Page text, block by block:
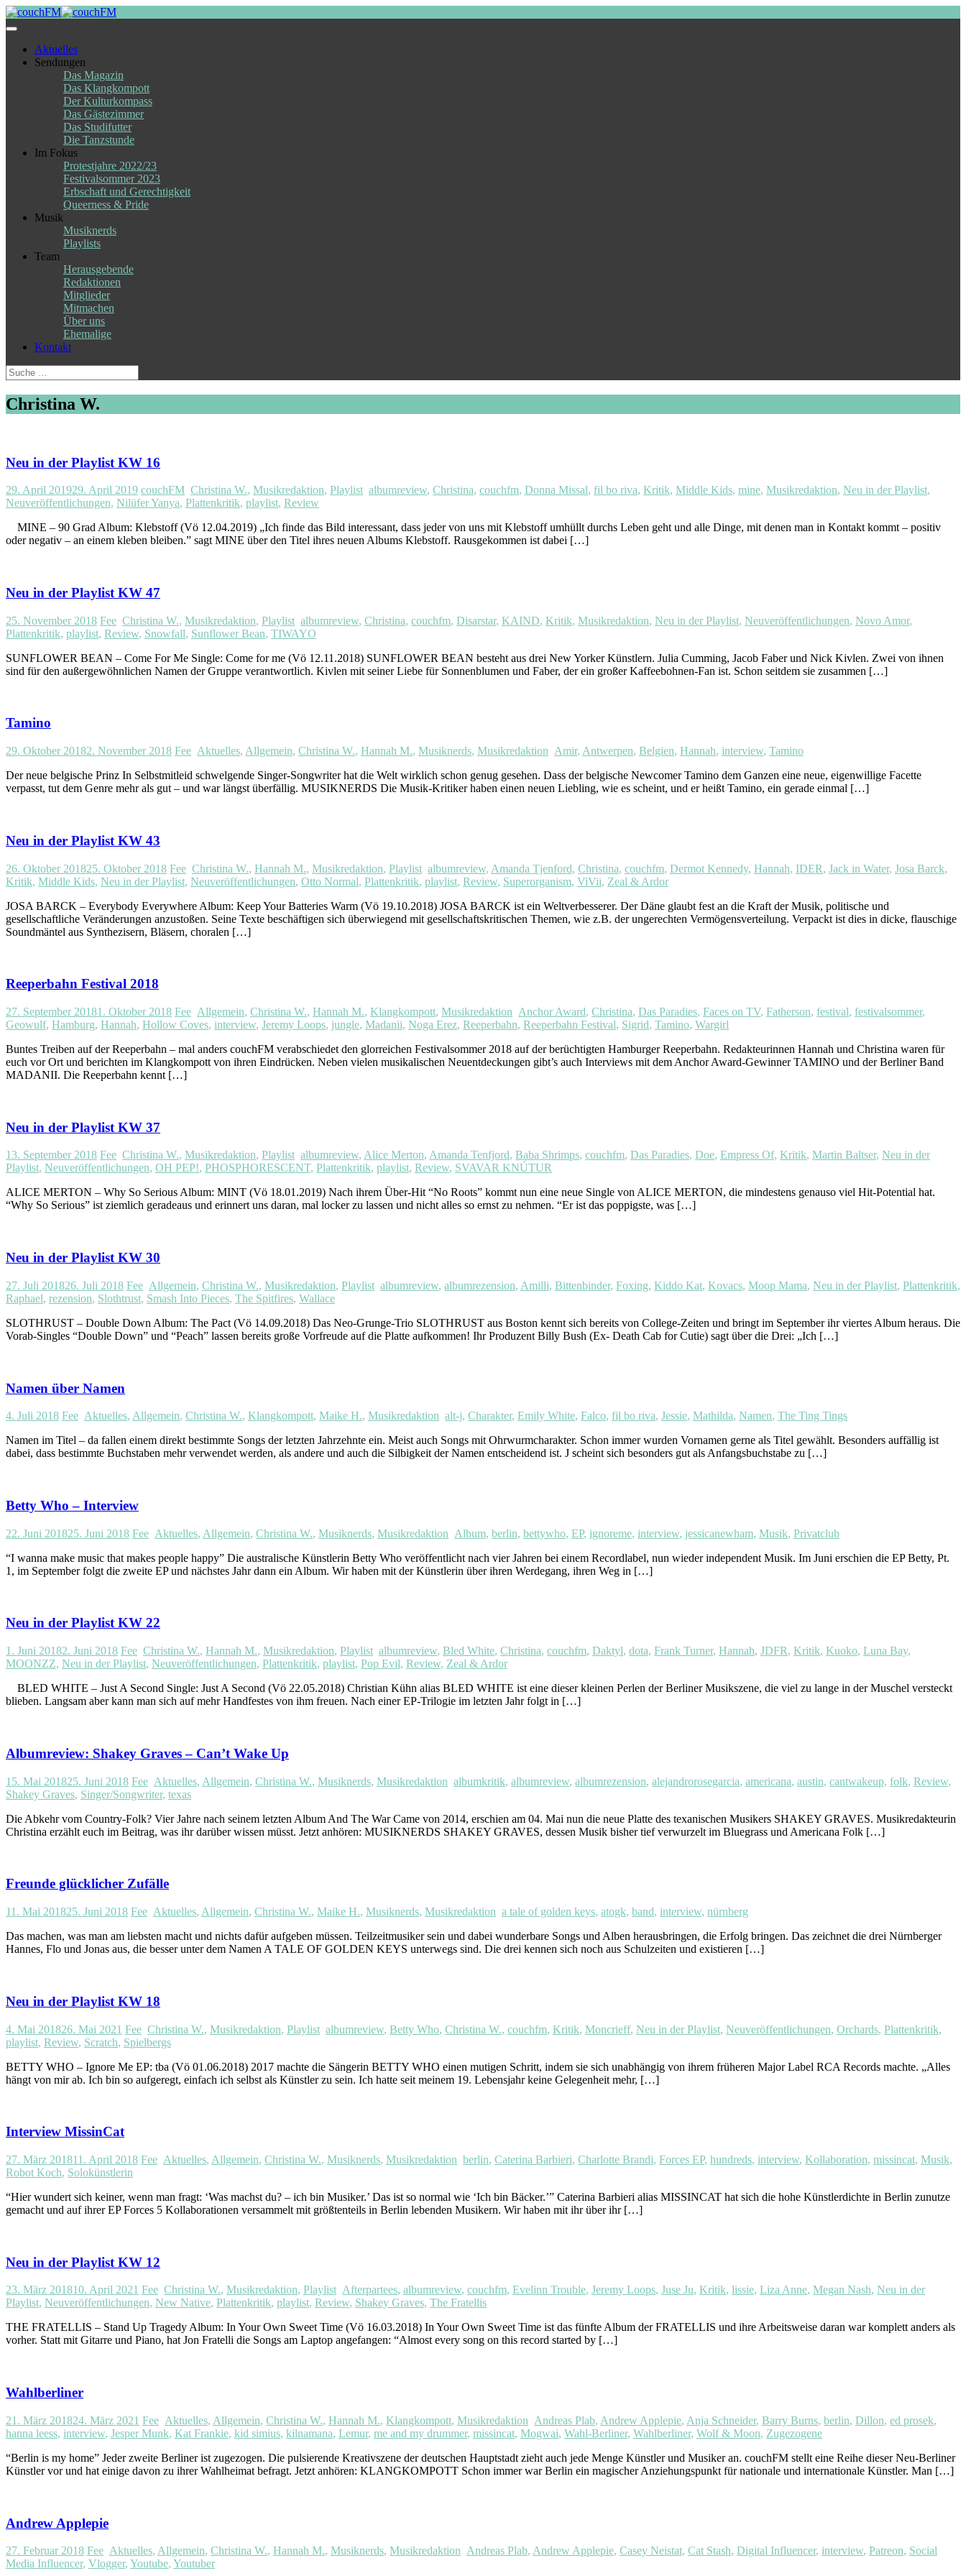
Skip
to
Aktuelles
Sendungen
Das Magazin
Das Klangkompott
Der Kulturkompass
Das Gästezimmer
Das Studifutter
Die Tanzstunde
Im Fokus
Protestjahre 2022/23
Festivalsommer 2023
Erbschaft und Gerechtigkeit
Queerness & Pride
Musik
Musiknerds
Playlists
Team
Herausgebende
Redaktionen
Mitglieder
Mitmachen
Über uns
Ehemalige
Kontakt
Suche
nach:
Christina W.
Neu in der Playlist KW 16
29. April 201929. April 2019 couchFM Christina W., Musikredaktion, Playlist albumreview, Christina, couchfm, Donna Missal, fil bo riva, Kritik, Middle Kids, mine, Musikredaktion, Neu in der Playlist,
Neuveröffentlichungen, Nilüfer Yanya, Plattenkritik, playlist, Review
MINE – 90 Grad Album: Klebstoff (Vö 12.04.2019) „Ich finde das Bild interessant, dass jeder von uns mit Klebstoff umhüllt durchs Leben geht und alle Dinge, mit denen man in Kontakt kommt – positiv
oder negativ – an einem kleben bleiben.” sagt MINE über den Titel ihres neuen Albums Klebstoff. Rausgekommen ist dabei […]
Neu in der Playlist KW 47
25. November 2018 Fee Christina W., Musikredaktion, Playlist albumreview, Christina, couchfm, Disarstar, KAIND, Kritik, Musikredaktion, Neu in der Playlist, Neuveröffentlichungen, Novo Amor,
Plattenkritik, playlist, Review, Snowfall, Sunflower Bean, TIWAYO
SUNFLOWER BEAN – Come For Me Single: Come for me (Vö 12.11.2018) SUNFLOWER BEAN besteht aus drei New Yorker Künstlern. Julia Cumming, Jacob Faber und Nick Kivlen. Zwei von ihnen
sind für den außergewöhnlichen Namen der Gruppe verantwortlich. Kivlen mit seiner Liebe für Sonnenblumen und Faber, der ein großer Kaffeebohnen-Fan ist. Schon seitdem sie zusammen […]
Tamino
29. Oktober 20182. November 2018 Fee Aktuelles, Allgemein, Christina W., Hannah M., Musiknerds, Musikredaktion Amir, Antwerpen, Belgien, Hannah, interview, Tamino
Der neue belgische Prinz In Selbstmitleid schwelgende Singer-Songwriter hat die Welt wirklich schon genug gesehen. Dass der belgische Newcomer Tamino dem Ganzen eine neue, eigenwillige Facette
verpasst, tut dem Genre mehr als gut – und war längst überfällig. MUSIKNERDS Die Musik-Kritiker haben einen neuen Liebling, wie es scheint, und er heißt Tamino, ein gerade einmal […]
Neu in der Playlist KW 43
26. Oktober 201825. Oktober 2018 Fee Christina W., Hannah M., Musikredaktion, Playlist albumreview, Amanda Tjenford, Christina, couchfm, Dermot Kennedy, Hannah, IDER, Jack in Water, Josa Barck,
Kritik, Middle Kids, Neu in der Playlist, Neuveröffentlichungen, Otto Normal, Plattenkritik, playlist, Review, Superorganism, ViVii, Zeal & Ardor
JOSA BARCK – Everybody Everywhere Album: Keep Your Batteries Warm (Vö 19.10.2018) JOSA BARCK ist ein Weltverbesserer. Der Däne glaubt fest an die Kraft der Musik, politische und
gesellschaftliche Veränderungen anzustoßen. Seine Texte beschäftigen sich überwiegend mit gesellschaftskritischen Themen, wie z.B. der ungerechten Vermögensverteilung. Verpackt ist dies in dicke, flauschige
Soundmäntel aus Synthezisern, Bläsern, choralen […]
Reeperbahn Festival 2018
27. September 20181. Oktober 2018 Fee Allgemein, Christina W., Hannah M., Klangkompott, Musikredaktion Anchor Award, Christina, Das Paradies, Faces on TV, Fatherson, festival, festivalsommer,
Geowulf, Hamburg, Hannah, Hollow Coves, interview, Jeremy Loops, jungle, Madanii, Noga Erez, Reeperbahn, Reeperbahn Festival, Sigrid, Tamino, Wargirl
Buntes Treiben auf der Reeperbahn – mal anders couchFM verabschiedet den glorreichen Festivalsommer 2018 auf der berüchtigten Hamburger Reeperbahn. Redakteurinnen Hannah und Christina waren für
euch vor Ort und berichten im Klangkompott von ihren Eindrücken. Neben vielen musikalischen Neuentdeckungen gibt’s auch Interviews mit dem Anchor Award-Gewinner TAMINO und der Berliner Band
MADANII. Die Reeperbahn kennt […]
Neu in der Playlist KW 37
13. September 2018 Fee Christina W., Musikredaktion, Playlist albumreview, Alice Merton, Amanda Tenfjord, Baba Shrimps, couchfm, Das Paradies, Doe, Empress Of, Kritik, Martin Baltser, Neu in der
Playlist, Neuveröffentlichungen, OH PEP!, PHOSPHORESCENT, Plattenkritik, playlist, Review, SVAVAR KNÚTUR
ALICE MERTON – Why So Serious Album: MINT (Vö 18.01.2019) Nach ihrem Über-Hit “No Roots” kommt nun eine neue Single von ALICE MERTON, die mindestens genauso viel Hit-Potential hat.
“Why So Serious” ist ziemlich geradeaus und erinnert uns daran, mal locker zu lassen und nicht alles so ernst zu nehmen. “Er ist das poppigste, was […]
Neu in der Playlist KW 30
27. Juli 201826. Juli 2018 Fee Allgemein, Christina W., Musikredaktion, Playlist albumreview, albumrezension, Amilli, Bittenbinder, Foxing, Kiddo Kat, Kovacs, Moop Mama, Neu in der Playlist, Plattenkritik,
Raphael, rezension, Slothtrust, Smash Into Pieces, The Spitfires, Wallace
SLOTHRUST – Double Down Album: The Pact (Vö 14.09.2018) Das Neo-Grunge-Trio SLOTHRUST aus Boston kennt sich bereits von College-Zeiten und bringt im September ihr viertes Album heraus. Die
Vorab-Singles “Double Down” und “Peach” lassen bereits große Vorfreude auf die Platte aufkommen! Ihr Produzent Billy Bush (Ex- Death Cab for Cutie) sagt über die Drei: „Ich […]
Namen über Namen
4. Juli 2018 Fee Aktuelles, Allgemein, Christina W., Klangkompott, Maike H., Musikredaktion alt-j, Charakter, Emily White, Falco, fil bo riva, Jessie, Mathilda, Namen, The Ting Tings
Namen im Titel – da fallen einem direkt bestimmte Songs der letzten Jahrzehnte ein. Meist auch Songs mit Ohrwurmcharakter. Schon immer wurden Vornamen gerne als Titel gewählt. Besonders auffällig ist
dabei, dass bestimmte Buchstaben mehr verwendet werden, als andere und auch die Silbigkeit der Namen entscheidend ist. J scheint sich besonders gut als Anfangsbuchstabe zu […]
Betty Who – Interview
22. Juni 201825. Juni 2018 Fee Aktuelles, Allgemein, Christina W., Musiknerds, Musikredaktion Album, berlin, bettywho, EP, ignoreme, interview, jessicanewham, Musik, Privatclub
“I wanna make music that makes people happy” Die australische Künstlerin Betty Who veröffentlicht nach vier Jahren bei einem Recordlabel, nun wieder independent Musik. Im Juni erschien die EP Betty, Pt.
1, im September folgt die zweite EP und nächstes Jahr dann ein Album. Wir haben mit der Künstlerin über ihren Werdegang, ihren Weg in […]
Neu in der Playlist KW 22
1. Juni 20182. Juni 2018 Fee Christina W., Hannah M., Musikredaktion, Playlist albumreview, Bled White, Christina, couchfm, Daktyl, dota, Frank Turner, Hannah, JDFR, Kritik, Kuoko, Luna Bay,
MOONZZ, Neu in der Playlist, Neuveröffentlichungen, Plattenkritik, playlist, Pop Evil, Review, Zeal & Ardor
BLED WHITE – Just A Second Single: Just A Second (Vö 22.05.2018) Christian Kühn alias BLED WHITE ist eine dieser kleinen Perlen der Berliner Musikszene, die viel zu lange in der Muschel versteckt
blieben. Langsam aber kann man sich auf mehr Handfestes von ihm freuen. Nach einer EP-Trilogie im letzten Jahr folgt in […]
Albumreview: Shakey Graves – Can’t Wake Up
15. Mai 201825. Juni 2018 Fee Aktuelles, Allgemein, Christina W., Musiknerds, Musikredaktion albumkritik, albumreview, albumrezension, alejandrorosegarcia, americana, austin, cantwakeup, folk, Review,
Shakey Graves, Singer/Songwriter, texas
Die Abkehr vom Country-Folk? Vier Jahre nach seinem letzten Album And The War Came von 2014, erschien am 04. Mai nun die neue Platte des texanischen Musikers SHAKEY GRAVES. Musikredakteurin
Christina erzählt euch im Beitrag, was ihr darüber wissen müsst. Jetzt anhören: MUSIKNERDS SHAKEY GRAVES, dessen Musik bisher tief verwurzelt im Bluegrass und Americana Folk […]
Freunde glücklicher Zufälle
11. Mai 201825. Juni 2018 Fee Aktuelles, Allgemein, Christina W., Maike H., Musiknerds, Musikredaktion a tale of golden keys, atogk, band, interview, nürnberg
Das machen, was man am liebsten macht und nichts dafür aufgeben müssen. Teilzeitmusiker sein und dabei wunderbare Songs und Alben herausbringen, die Erfolg bringen. Das zeichnet die drei Nürnberger
Hannes, Flo und Jonas aus, die besser unter dem Namen A TALE OF GOLDEN KEYS unterwegs sind. Die drei kennen sich noch aus Schulzeiten und existieren […]
Neu in der Playlist KW 18
4. Mai 201826. Mai 2021 Fee Christina W., Musikredaktion, Playlist albumreview, Betty Who, Christina W., couchfm, Kritik, Moncrieff, Neu in der Playlist, Neuveröffentlichungen, Orchards, Plattenkritik,
playlist, Review, Scratch, Spielbergs
BETTY WHO – Ignore Me EP: tba (Vö 01.06.2018) 2017 machte die Sängerin BETTY WHO einen mutigen Schritt, indem sie sich unabhängig von ihrem früheren Major Label RCA Records machte. „Alles
hängt von mir ab. Ich bin so aufgeregt, einfach ich selbst als Künstler zu sein. Ich hatte seit meinem 19. Lebensjahr keine Gelegenheit mehr, […]
Interview MissinCat
27. März 201811. April 2018 Fee Aktuelles, Allgemein, Christina W., Musiknerds, Musikredaktion berlin, Caterina Barbieri, Charlotte Brandi, Forces EP, hundreds, interview, Kollaboration, missincat, Musik,
Robot Koch, Solokünstlerin
“Hier wundert sich keiner, wenn man fragt: ‘Was machst du? – ich bin Musiker.’ Das ist so normal wie ‘Ich bin Bäcker.’” Caterina Barbieri alias MISSINCAT hat sich die hohe Künstlerdichte in Berlin zunutze
gemacht und auf ihrer EP Forces 5 Kollaborationen versammelt mit größtenteils in Berlin lebenden Musikern. Wir haben mit ihr über ihr […]
Neu in der Playlist KW 12
23. März 201810. April 2021 Fee Christina W., Musikredaktion, Playlist Afterpartees, albumreview, couchfm, Evelinn Trouble, Jeremy Loops, Juse Ju, Kritik, lissie, Liza Anne, Megan Nash, Neu in der
Playlist, Neuveröffentlichungen, New Native, Plattenkritik, playlist, Review, Shakey Graves, The Fratellis
THE FRATELLIS – Stand Up Tragedy Album: In Your Own Sweet Time (Vö 16.03.2018) In Your Own Sweet Time ist das fünfte Album der FRATELLIS und ihre Arbeitsweise daran war komplett anders als
vorher. Statt mit Gitarre und Piano, hat Jon Fratelli die Songs am Laptop angefangen: “Almost every song on this record started by […]
Wahlberliner
21. März 201824. März 2021 Fee Aktuelles, Allgemein, Christina W., Hannah M., Klangkompott, Musikredaktion Andreas Plab, Andrew Applepie, Anja Schneider, Barry Burns, berlin, Dillon, ed prosek,
hanna leess, interview, Jesper Munk, Kat Frankie, kid simius, kilnamana, Lemur, me and my drummer, missincat, Mogwai, Wahl-Berliner, Wahlberliner, Wolf & Moon, Zugezogene
“Berlin is my home” Jeder zweite Berliner ist zugezogen. Die pulsierende Kreativszene der deutschen Hauptstadt zieht auch jede Menge Künstler und Musiker an. couchFM stellt eine Reihe dieser Neu-Berliner
Künstler vor und hat einige davon zu ihrer Wahlheimat befragt. Jetzt anhören: KLANGKOMPOTT Schon immer war Berlin ein magischer Anziehungspunkt für nationale und internationale Künstler. Man […]
Andrew Applepie
27. Februar 2018 Fee Aktuelles, Allgemein, Christina W., Hannah M., Musiknerds, Musikredaktion Andreas Plab, Andrew Applepie, Casey Neistat, Cat Stash, Digital Influencer, interview, Patreon, Social
Media Influencer, Vlogger, Youtube, Youtuber